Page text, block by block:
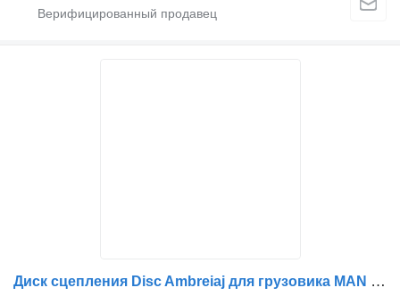
Диск сцепления Disc Ambreiaj для грузовика MAN 81303010677/81303019677